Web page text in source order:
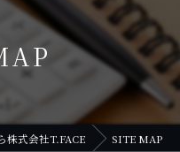
株式会社T.FACE SITE MAP